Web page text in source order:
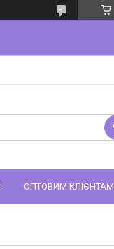
ОПТОВИМ КЛІЄНТАМ